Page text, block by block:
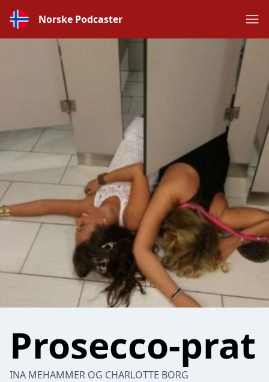
Norske Podcaster
Prosecco-prat
INA MEHAMMER OG CHARLOTTE BORG